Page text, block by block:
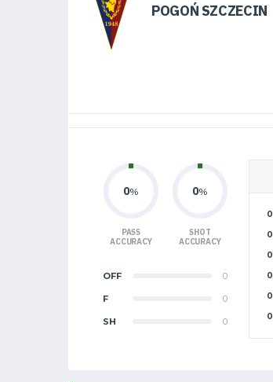
POGOŃ SZCZECIN
0
0
0
0
0
0
0%
PASS
ACCURACY
0%
SHOT
ACCURACY
OFF 0
F 0
SH 0